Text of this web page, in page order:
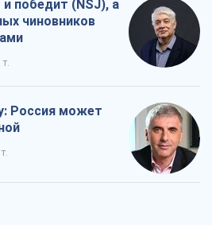
победит (NSJ), а
чиновников
Россия может